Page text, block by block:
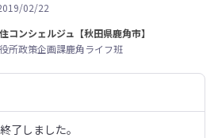
02/22
コンシェルジュ【秋田県鹿角市】
所政策企画課鹿角ライフ班
了しました。